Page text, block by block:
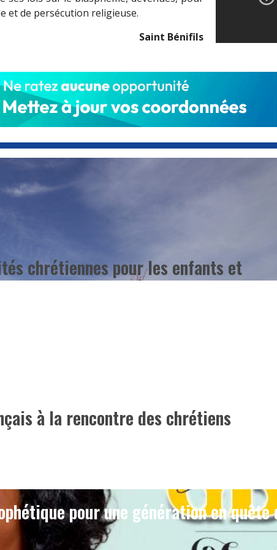
et de persécution religieuse.
Saint Bénifils
chrétiennes pour les enfants et
à la rencontre des chrétiens
pour une génération en quête